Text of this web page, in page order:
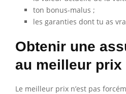
ton bonus-malus ;
les garanties dont tu as
Obtenir une
au meilleur prix
Le meilleur prix n’est pas